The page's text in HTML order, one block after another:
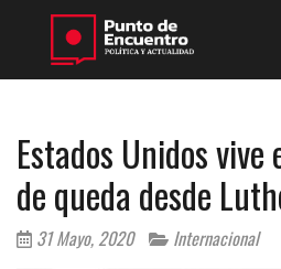
Estados Unidos
de queda desde
31 Mayo, 2020 Internacional